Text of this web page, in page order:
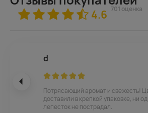
4.6 701 оценка
d
Потрясающий аромат и свежесть!
доставили в крепкой упаковке, ни
лепесток не пострадал.